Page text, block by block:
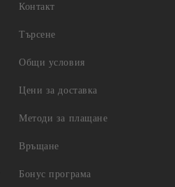
Контакт
Търсене
Общи условия
Цени за доставка
Методи за плащане
Връщане
Бонус програма